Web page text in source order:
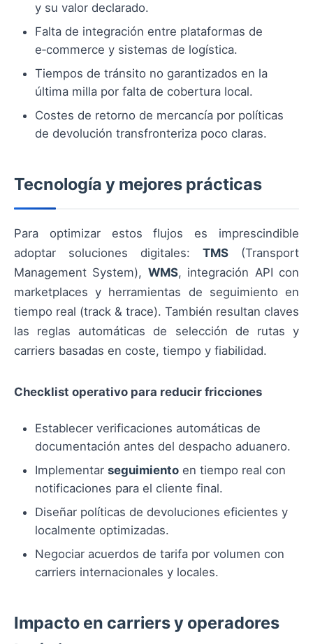
y su valor declarado.
Falta de integración entre plataformas de
e‑commerce y sistemas de logística.
Tiempos de tránsito no garantizados en la
última milla por falta de cobertura local.
Costes de retorno de mercancía por políticas
de devolución transfronteriza poco claras.
Tecnología y mejores prácticas
Para optimizar estos flujos es imprescindible
adoptar soluciones digitales: TMS (Transport
Management System), WMS, integración API con
marketplaces y herramientas de seguimiento en
tiempo real (track & trace). También resultan claves
las reglas automáticas de selección de rutas y
carriers basadas en coste, tiempo y fiabilidad.
Checklist operativo para reducir fricciones
Establecer verificaciones automáticas de
documentación antes del despacho aduanero.
Implementar seguimiento en tiempo real con
notificaciones para el cliente final.
Diseñar políticas de devoluciones eficientes y
localmente optimizadas.
Negociar acuerdos de tarifa por volumen con
carriers internacionales y locales.
Impacto en carriers y operadores